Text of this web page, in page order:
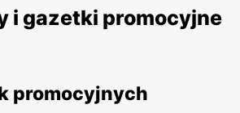
i gazetki promocyjne
promocyjnych